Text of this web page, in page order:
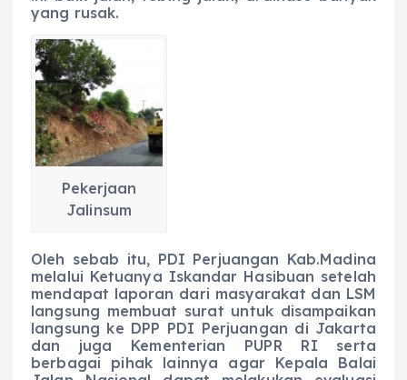
yang rusak.
Pekerjaan
Jalinsum
Oleh sebab itu, PDI Perjuangan Kab.Madina
melalui Ketuanya Iskandar Hasibuan setelah
mendapat laporan dari masyarakat dan LSM
langsung membuat surat untuk disampaikan
langsung ke DPP PDI Perjuangan di Jakarta
dan juga Kementerian PUPR RI serta
berbagai pihak lainnya agar Kepala Balai